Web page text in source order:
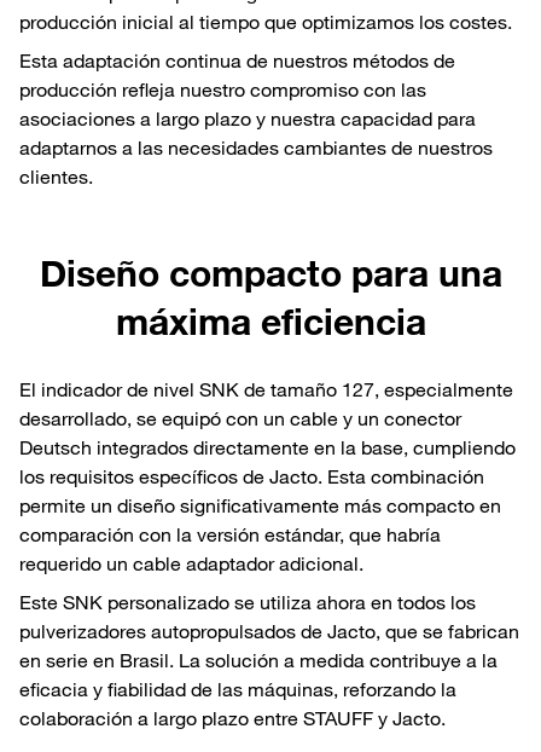
producción inicial al tiempo que optimizamos los costes.
Esta adaptación continua de nuestros métodos de
producción refleja nuestro compromiso con las
asociaciones a largo plazo y nuestra capacidad para
adaptarnos a las necesidades cambiantes de nuestros
clientes.
Diseño compacto para una
máxima eficiencia
El indicador de nivel SNK de tamaño 127, especialmente
desarrollado, se equipó con un cable y un conector
Deutsch integrados directamente en la base, cumpliendo
los requisitos específicos de Jacto. Esta combinación
permite un diseño significativamente más compacto en
comparación con la versión estándar, que habría
requerido un cable adaptador adicional.
Este SNK personalizado se utiliza ahora en todos los
pulverizadores autopropulsados de Jacto, que se fabrican
en serie en Brasil. La solución a medida contribuye a la
eficacia y fiabilidad de las máquinas, reforzando la
colaboración a largo plazo entre STAUFF y Jacto.